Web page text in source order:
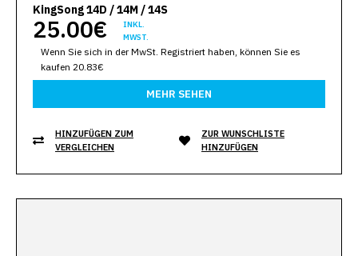
KingSong 14D / 14M / 14S
25.00€
INKL.
MWST.
Wenn Sie sich in der MwSt. Registriert haben, können Sie es
kaufen 20.83€
MEHR SEHEN
HINZUFÜGEN ZUM
VERGLEICHEN
ZUR WUNSCHLISTE
HINZUFÜGEN